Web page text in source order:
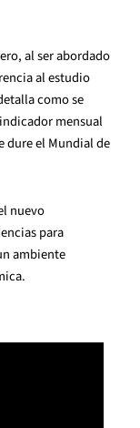
al ser abordado
al estudio
como se
mensual
dure el Mundial de
nuevo
para
ambiente